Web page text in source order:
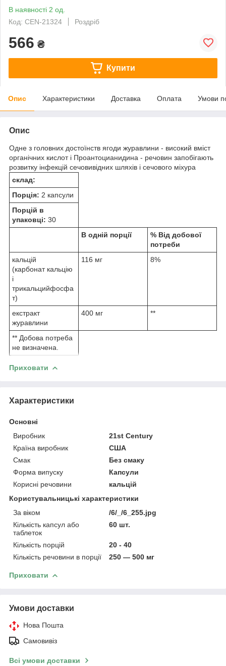
В наявності 2 од.
Код: CEN-21324
Роздріб
566 ₴
Купити
Опис Характеристики Доставка Оплата Умови
Опис
Одне з головних достоїнств ягоди журавлини - високий вміст
органічних кислот і Проантоцианидина - речовин запобігають
розвитку інфекцій сечовивідних шляхів і сечового міхура
склад:
Порція: 2 капсули
Порцій в
упаковці: 30
В одній порції
% Від добової
потреби
кальцій
(карбонат кальцію
і
трикальцийфосфа
т)
116 мг 8%
екстракт
журавлини
400 мг **
** Добова потреба
не визначена.
Приховати
Характеристики
Основні
Виробник
21st Century
Країна виробник
США
Смак
Без смаку
Форма випуску
Капсули
Корисні речовини
кальцій
Користувальницькі характеристики
За віком
/6/_/6_255.jpg
Кількість капсул або
таблеток
60 шт.
Кількість порцій
20 - 40
Кількість речовини в порції
250 — 500 мг
Приховати
Умови доставки
Нова Пошта
Самовивіз
Всі умови доставки